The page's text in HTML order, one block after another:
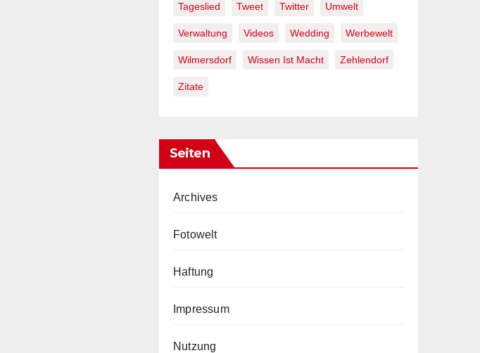
Tageslied Tweet Twitter Umwelt
Verwaltung Videos Wedding Werbewelt
Wilmersdorf Wissen Ist Macht Zehlendorf
Zitate
Seiten
Archives
Fotowelt
Haftung
Impressum
Nutzung